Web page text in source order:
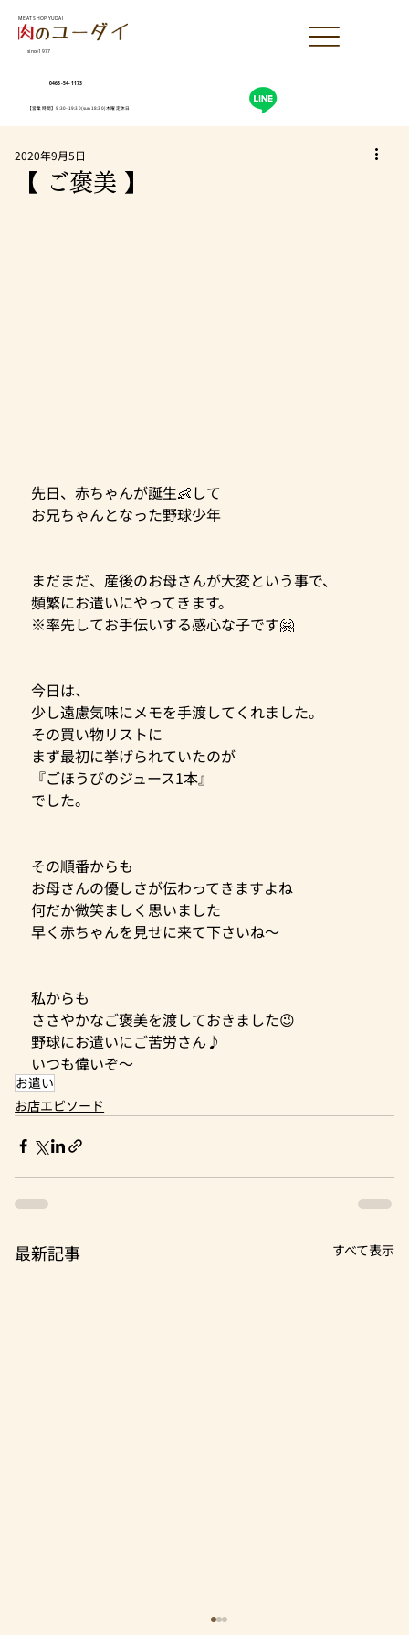
0463-54-1173
【営業時間】9:30-19:30(sun18:30)木曜定休日
MEAT SHOP YUDAI
since1977
【 ご褒美 】
2020年9月5日
先日、赤ちゃんが誕生👶して
お兄ちゃんとなった野球少年
まだまだ、産後のお母さんが大変という事で、
頻繁にお遣いにやってきます。
※率先してお手伝いする感心な子です🤗
今日は、
少し遠慮気味にメモを手渡してくれました。
その買い物リストに
まず最初に挙げられていたのが
『ごほうびのジュース1本』
でした。
その順番からも
お母さんの優しさが伝わってきますよね
何だか微笑ましく思いました
早く赤ちゃんを見せに来て下さいね〜
私からも
ささやかなご褒美を渡しておきました😉
野球にお遣いにご苦労さん♪
いつも偉いぞ〜
お遣い
お店エピソード
最新記事 すべて表示